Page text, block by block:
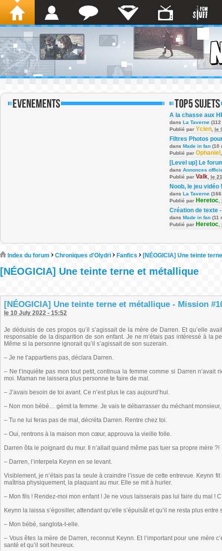
A la chasse aux
dans La Taverne
Publié par Ycien le
Filtres Photos
dans Made in fan (10
Publié par Ophaniel
[Level up] Le
dans Annonces
Publié par Valk le
Noob, le jeu vidéo !
dans La Taverne
Publié par Heretoc
Création de texte
dans Made in fan (11
Publié par Heretoc
Index du forum Chroniques d'Olydri Fanfics [NÉOGICIA] Une teinte
[NÉOGICIA] Une teinte terne et métallique
[NÉOGICIA] Une teinte terne et métallique - Mission
le 10 July 2022 - 15:52
Je déduisis de ces propos qu’il s’agissait de la mère de Darren. Et qu’elle
responsable de la disparition de son enfant. Je ne m’étais pas intéressé à la
Même si la personne ignorait qu’il s’agissait de son suzerain.
– Je ne t’appartiens pas, déclara Darren.
– Ne t’inquiète pas mon tout petit, continua la femme comme si Darren n’avait
moi. Maman ne laissera plus personne te faire de mal.
– J’avais besoin de toi avant. Ce n’est plus le cas aujourd’hui.
– Non mon bébé… gémit la femme. Je vais te débarrasser du méchant monsieur,
– Tu ne lui feras pas de mal, décréta Darren. Rentre chez toi.
– Oui, rentrons à la maison mon cœur, approuva la vieille folle.
Darren ôta le poignard du mur. Il n’allait quand même pas tuer sa propre mère ?!
– Darren, l’interpela Keynn en se levant.
Visiblement, je n’étais pas la seule à craindre l’issue de cette entrevue. Keynn
maîtrisa physiquement, la plaquant au mur. Elle se mit à hurler.
– Mon fils ! Rendez-moi mon enfant ! Je ne vous laisserais pas lui faire du mal !
Keynn la laissa s’égosiller, attendant qu’elle s’épuisât et qu’il ne resta plus
– Mon bébé, sanglota-t-elle.
– Vous êtes la mère de Darren, reconnut Keynn. Et l’important pour une mère
santé et qu’il soit heureux.